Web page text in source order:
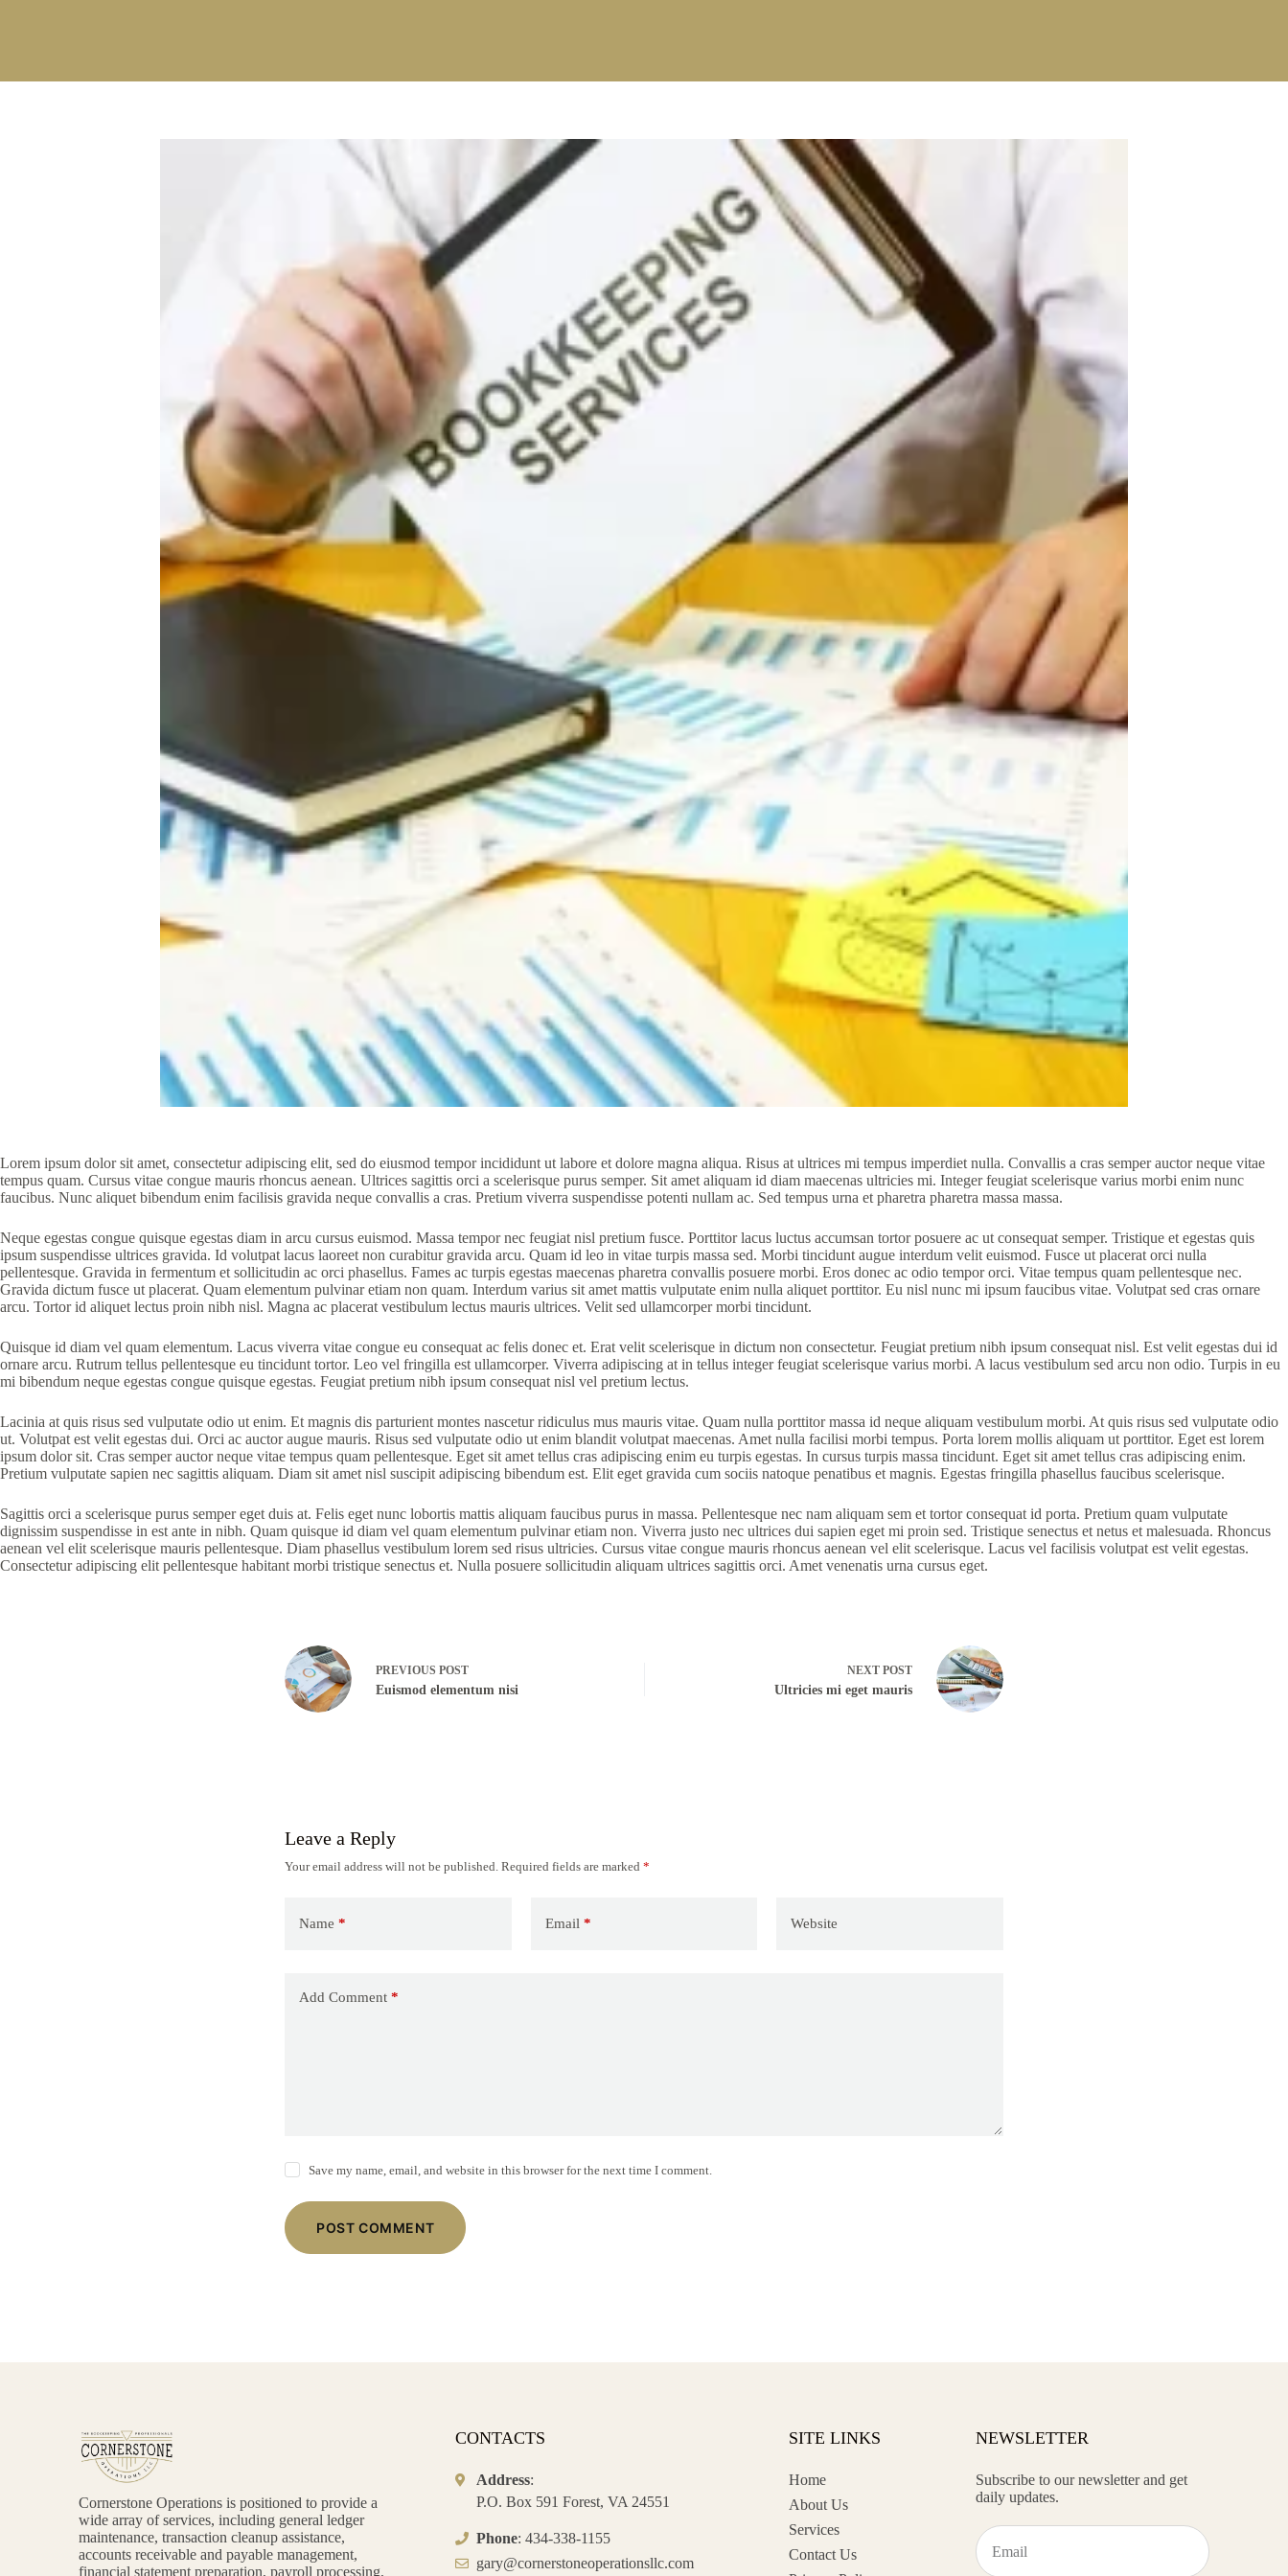
Lorem ipsum dolor sit amet, consectetur adipiscing elit, sed do eiusmod tempor incididunt ut labore et dolore magna aliqua. Risus at ultrices mi tempus imperdiet nulla. Convallis a cras semper auctor neque vitae
tempus quam. Cursus vitae congue mauris rhoncus aenean. Ultrices sagittis orci a scelerisque purus semper. Sit amet aliquam id diam maecenas ultricies mi. Integer feugiat scelerisque varius morbi enim nunc
faucibus. Nunc aliquet bibendum enim facilisis gravida neque convallis a cras. Pretium viverra suspendisse potenti nullam ac. Sed tempus urna et pharetra pharetra massa massa.
Neque egestas congue quisque egestas diam in arcu cursus euismod. Massa tempor nec feugiat nisl pretium fusce. Porttitor lacus luctus accumsan tortor posuere ac ut consequat semper. Tristique et egestas quis
ipsum suspendisse ultrices gravida. Id volutpat lacus laoreet non curabitur gravida arcu. Quam id leo in vitae turpis massa sed. Morbi tincidunt augue interdum velit euismod. Fusce ut placerat orci nulla
pellentesque. Gravida in fermentum et sollicitudin ac orci phasellus. Fames ac turpis egestas maecenas pharetra convallis posuere morbi. Eros donec ac odio tempor orci. Vitae tempus quam pellentesque nec.
Gravida dictum fusce ut placerat. Quam elementum pulvinar etiam non quam. Interdum varius sit amet mattis vulputate enim nulla aliquet porttitor. Eu nisl nunc mi ipsum faucibus vitae. Volutpat sed cras ornare
arcu. Tortor id aliquet lectus proin nibh nisl. Magna ac placerat vestibulum lectus mauris ultrices. Velit sed ullamcorper morbi tincidunt.
Quisque id diam vel quam elementum. Lacus viverra vitae congue eu consequat ac felis donec et. Erat velit scelerisque in dictum non consectetur. Feugiat pretium nibh ipsum consequat nisl. Est velit egestas dui id
ornare arcu. Rutrum tellus pellentesque eu tincidunt tortor. Leo vel fringilla est ullamcorper. Viverra adipiscing at in tellus integer feugiat scelerisque varius morbi. A lacus vestibulum sed arcu non odio. Turpis in eu
mi bibendum neque egestas congue quisque egestas. Feugiat pretium nibh ipsum consequat nisl vel pretium lectus.
Lacinia at quis risus sed vulputate odio ut enim. Et magnis dis parturient montes nascetur ridiculus mus mauris vitae. Quam nulla porttitor massa id neque aliquam vestibulum morbi. At quis risus sed vulputate odio
ut. Volutpat est velit egestas dui. Orci ac auctor augue mauris. Risus sed vulputate odio ut enim blandit volutpat maecenas. Amet nulla facilisi morbi tempus. Porta lorem mollis aliquam ut porttitor. Eget est lorem
ipsum dolor sit. Cras semper auctor neque vitae tempus quam pellentesque. Eget sit amet tellus cras adipiscing enim eu turpis egestas. In cursus turpis massa tincidunt. Eget sit amet tellus cras adipiscing enim.
Pretium vulputate sapien nec sagittis aliquam. Diam sit amet nisl suscipit adipiscing bibendum est. Elit eget gravida cum sociis natoque penatibus et magnis. Egestas fringilla phasellus faucibus scelerisque.
Sagittis orci a scelerisque purus semper eget duis at. Felis eget nunc lobortis mattis aliquam faucibus purus in massa. Pellentesque nec nam aliquam sem et tortor consequat id porta. Pretium quam vulputate
dignissim suspendisse in est ante in nibh. Quam quisque id diam vel quam elementum pulvinar etiam non. Viverra justo nec ultrices dui sapien eget mi proin sed. Tristique senectus et netus et malesuada. Rhoncus
aenean vel elit scelerisque mauris pellentesque. Diam phasellus vestibulum lorem sed risus ultricies. Cursus vitae congue mauris rhoncus aenean vel elit scelerisque. Lacus vel facilisis volutpat est velit egestas.
Consectetur adipiscing elit pellentesque habitant morbi tristique senectus et. Nulla posuere sollicitudin aliquam ultrices sagittis orci. Amet venenatis urna cursus eget.
PREVIOUS POST
Euismod elementum nisi
NEXT POST
Ultricies mi eget mauris
Leave a Reply
Your email address will not be published. Required fields are marked *
Name * Email* Website
Add Comment *
Save my name, email, and website in this browser for the next time I comment.
POST COMMENT
Cornerstone Operations is positioned to provide a
wide array of services, including general ledger
maintenance, transaction cleanup assistance,
accounts receivable and payable management,
financial statement preparation, payroll processing,
CONTACTS
Address:
P.O. Box 591 Forest, VA 24551
Phone: 434-338-1155
moc.cllsnoitarepoenotsrenroc@yrag
SITE LINKS
Home
About Us
Services
Contact Us
NEWSLETTER
Subscribe to our newsletter and get
daily updates.